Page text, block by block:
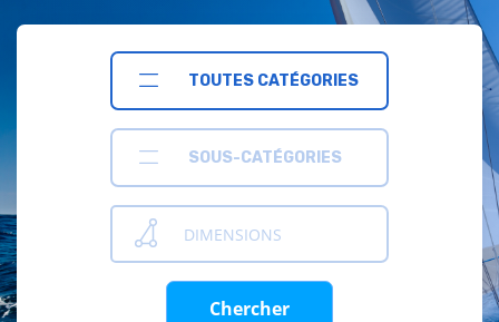
TOUTES CATÉGORIES
SOUS-CATÉGORIES
DIMENSIONS
Chercher